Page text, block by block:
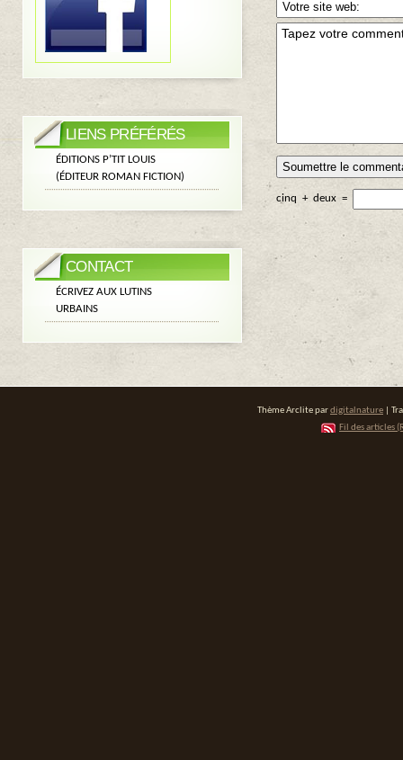
cinq + deux =
LIENS PRÉFÉRÉS
ÉDITIONS P’TIT LOUIS
(ÉDITEUR ROMAN FICTION)
CONTACT
ÉCRIVEZ AUX LUTINS
URBAINS
Thème Arclite pardigitalnature |
Fil des articles